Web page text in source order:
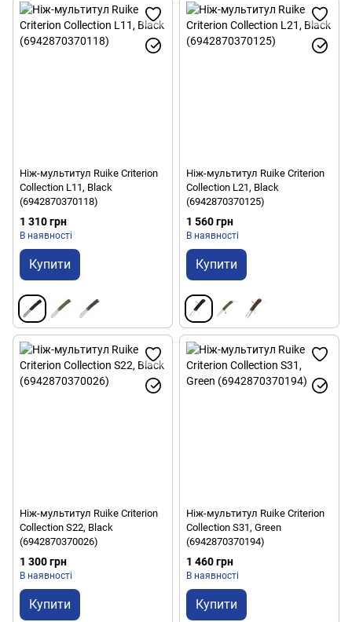
Ніж-мультитул Ruike Criterion
Collection L11, Black
(6942870370118)
1 310 грн
В наявності
Купити
Ніж-мультитул Ruike Criterion
Collection L21, Black
(6942870370125)
1 560 грн
В наявності
Купити
Ніж-мультитул Ruike Criterion
Collection S22, Black
(6942870370026)
1 300 грн
В наявності
Купити
Ніж-мультитул Ruike Criterion
Collection S31, Green
(6942870370194)
1 460 грн
В наявності
Купити